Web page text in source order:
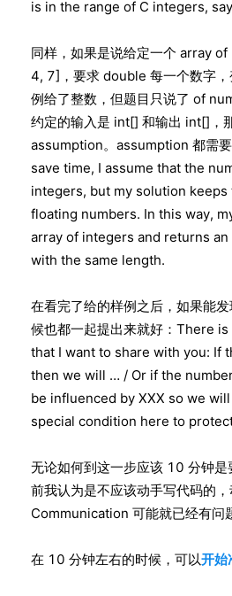
is in the range of C integers,
同样，如果是说给定一个 array
4, 7]，要求 double 每一个数字
例给了整数，但题目只说了 of
约定的输入是 int[] 和输出 int[]，
assumption。assumption 都需
save time, I assume that the
integers, but my solution keeps
floating numbers. In this way,
array of integers and returns
with the same length.
在看完了给的样例之后，如果能
候也都一起提出来就好：There
that I want to share with you: If
then we will … / Or if the
be influenced by XXX so we
special condition here to
无论如何到这一步应该 10 分钟
前我认为是不应该动手写代码的
Communication 可能就已经有问
在 10 分钟左右的时候，可以开始